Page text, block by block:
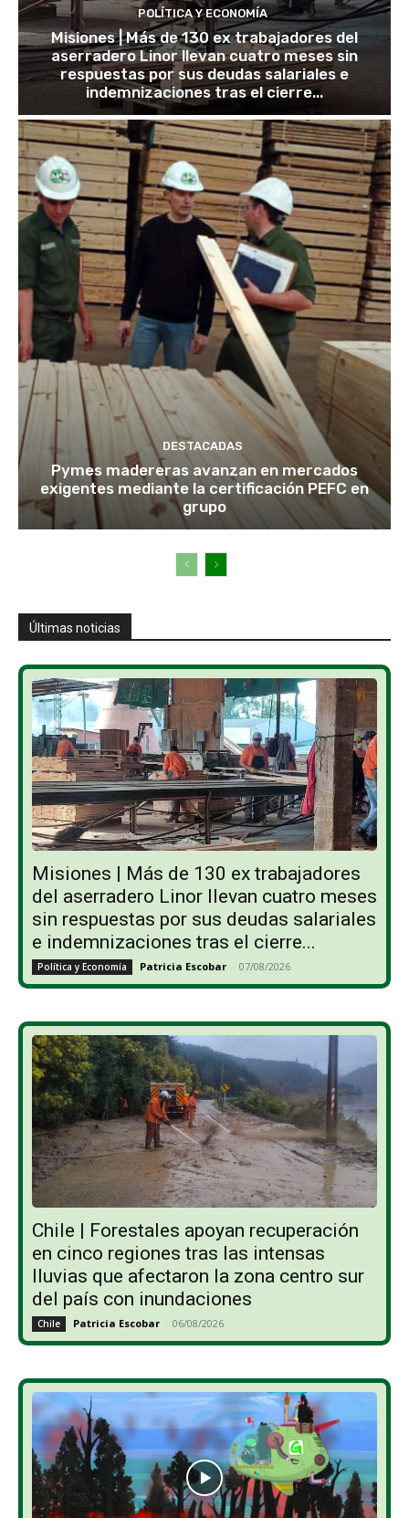
POLÍTICA Y ECONOMÍA
Misiones | Más de 130 ex trabajadores del
aserradero Linor llevan cuatro meses sin
respuestas por sus deudas salariales e
indemnizaciones tras el cierre...
DESTACADAS
Pymes madereras avanzan en mercados
exigentes mediante la certificación PEFC en
grupo
Últimas noticias
Misiones | Más de 130 ex trabajadores
del aserradero Linor llevan cuatro meses
sin respuestas por sus deudas salariales
e indemnizaciones tras el cierre...
Política y Economía Patricia Escobar - 07/08/2026
Chile | Forestales apoyan recuperación
en cinco regiones tras las intensas
lluvias que afectaron la zona centro sur
del país con inundaciones
Chile Patricia Escobar - 06/08/2026